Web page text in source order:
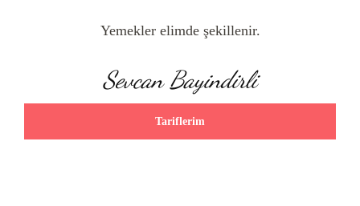
Yemekler elimde şekillenir.
Sevcan Bayindirli
Tariflerim